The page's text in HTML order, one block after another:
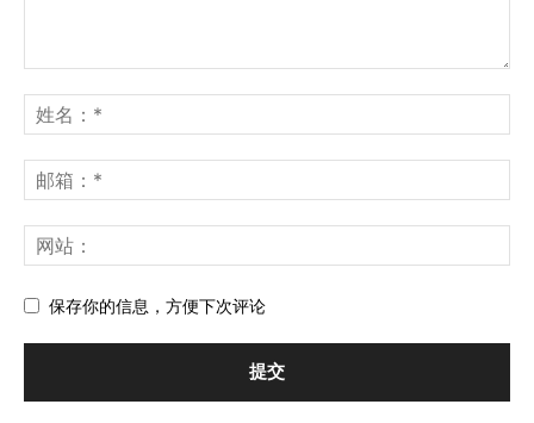
保存你的信息，方便下次评论